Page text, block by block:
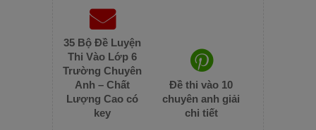
35 Bộ Đề Luyện
Thi Vào Lớp 6
Trường Chuyên
Anh – Chất
Lượng Cao có
key
Đề thi vào 10
chuyên anh giải
chi tiết